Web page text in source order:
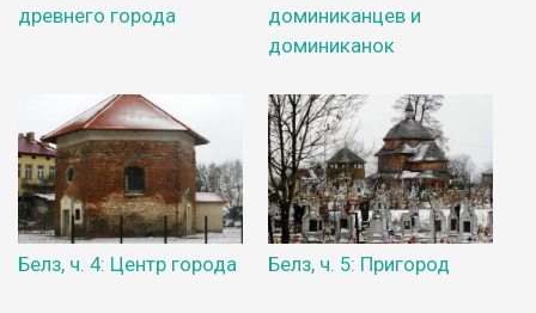
древнего города
доминиканцев и
доминиканок
Белз, ч. 4: Центр города Белз, ч. 5: Пригород